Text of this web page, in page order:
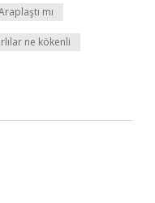
mı
ne kökenli